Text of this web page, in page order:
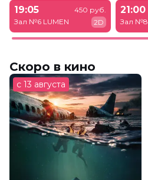
19:05
Зал №6 LUMEN
450 руб.
2D
21:00
Зал №8
Скоро в кино
с 13 августа